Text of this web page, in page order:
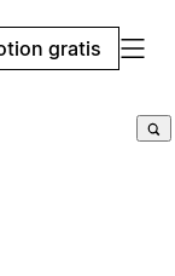
gratis